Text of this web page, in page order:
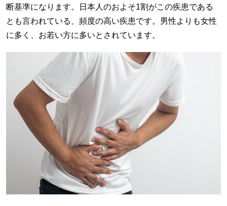
断基準になります。日本人のおよそ1割がこの疾患である
とも言われている、頻度の高い疾患です。男性よりも女性
に多く、お若い方に多いとされています。